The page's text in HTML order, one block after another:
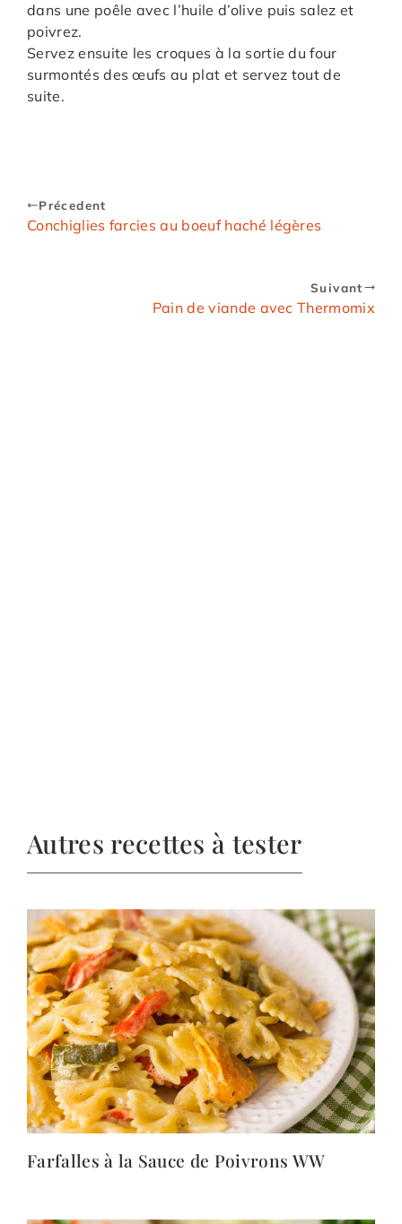
dans une poêle avec l’huile d’olive puis salez et
poivrez.
Servez ensuite les croques à la sortie du four
surmontés des œufs au plat et servez tout de
suite.
Précedent
Conchiglies farcies au boeuf haché légères
Suivant
Pain de viande avec Thermomix
Autres recettes à tester
Farfalles à la Sauce de Poivrons WW